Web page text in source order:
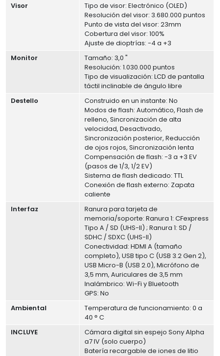
Visor
Tipo de visor: Electrónico (OLED)
Resolución del visor: 3.680.000 puntos
Punto de vista del visor: 23mm
Cobertura del visor: 100%
Ajuste de dioptrías: -4 a +3
Monitor
Tamaño: 3,0 "
Resolución: 1.030.000 puntos
Tipo de visualización: LCD de pantalla
táctil inclinable de ángulo libre
Destello
Construido en un instante: No
Modos de flash: Automático, Flash de
relleno, Sincronización de alta
velocidad, Desactivado,
Sincronización posterior, Reducción
de ojos rojos, Sincronización lenta
Compensación de flash: -3 a +3 EV
(pasos de 1/3, 1/2 EV)
Sistema de flash dedicado: TTL
Conexión de flash externo: Zapata
caliente
Interfaz
Ranura para tarjeta de
memoria/soporte: Ranura 1: CFexpress
Tipo A / SD (UHS-II) ; Ranura 1: SD /
SDHC / SDXC (UHS-II)
Conectividad: HDMI A (tamaño
completo), USB tipo C (USB 3.2 Gen 2),
USB Micro-B (USB 2.0), Micrófono de
3,5 mm, Auriculares de 3,5 mm
Inalámbrico: Wi-Fi y Bluetooth
GPS: No
Ambiental
Temperatura de funcionamiento: 0 a
40 ° C
INCLUYE
Cámara digital sin espejo Sony Alpha
a7 IV (solo cuerpo)
Batería recargable de iones de litio